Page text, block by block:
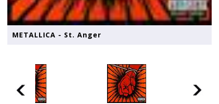
METALLICA - St. Anger